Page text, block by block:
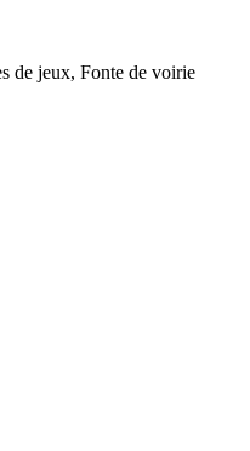
de jeux, Fonte de voirie